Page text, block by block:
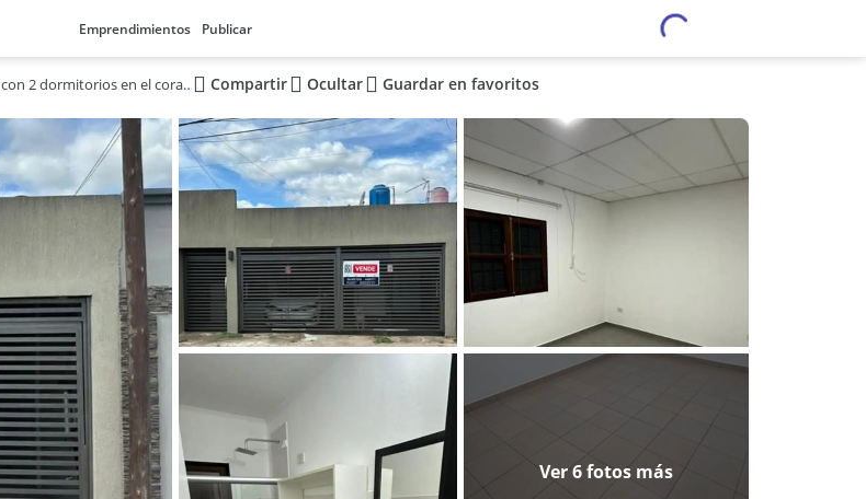
Emprendimientos Publicar
Venta de casa amplia con 2 dormitorios en el corazón de Resistencia Compartir Ocultar Guardar en favoritos
Ver 6 fotos más